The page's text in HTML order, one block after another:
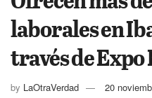
laborales en
través de Expo
by LaOtraVerdad 20